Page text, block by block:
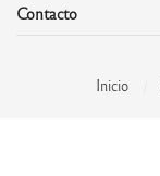
Contacto
Inicio